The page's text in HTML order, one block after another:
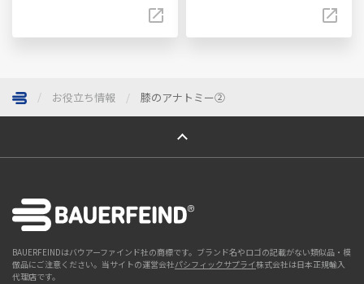
お役立ち情報 膝のアナトミー②
ページトップへ
BAUERFEINDはバウアーファインド社の商標です。ブランド名やロゴの記載がない類似品・模
倣品にご注意ください。当サイトの運営会社パシフィックサプライ株式会社は日本正規輸入
代理店です。